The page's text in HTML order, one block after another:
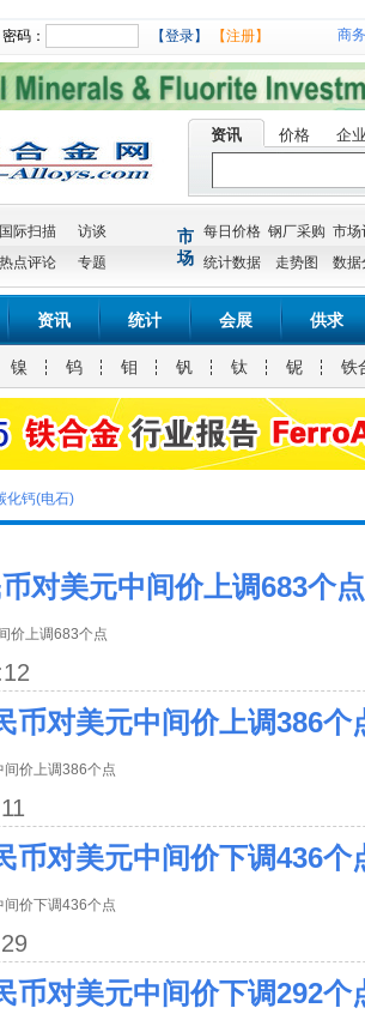
密码： 【登录】 【注册】 商
资讯 价格 企
国际扫描
访谈
热点评论 专题
市
场
每日价格 钢厂采购 市场
统计数据
走势图 数据
资讯 统计 会展 供求
镍 钨 钼 钒 钛 铌 铁
化钙(电石)
对美元中间价上调683个点
价上调683个点
币对美元中间价上调386个
价上调386个点
币对美元中间价下调436个
价下调436个点
币对美元中间价下调292个